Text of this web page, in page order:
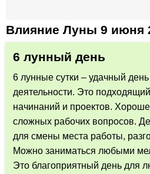
Влияние Луны 9 июня
6 лунный день
6 лунные сутки – удачный
деятельности. Это
начинаний и проектов.
сложных рабочих вопросов.
для смены места работы,
Можно заниматься любыми
Это благоприятный день для